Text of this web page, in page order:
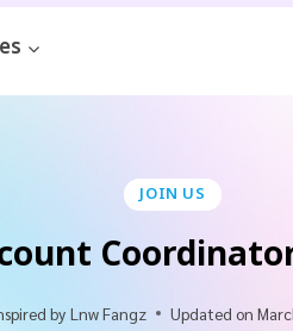
JOIN US
by Lnw Fangz Updated on